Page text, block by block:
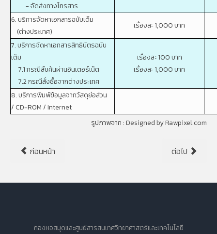
- จัดส่งทางโทรสาร
6. บริการจัดหาเอกสารฉบับเต็ม
(ต่างประเทศ)
เรื่องละ 1,000 บาท
7. บริการจัดหาเอกสารสิทธิบัตรฉบับ
เต็ม
7.1 กรณีสืบค้นผ่านอินเตอร์เน็ต
7.2 กรณีสั่งซื้อจากต่างประเทศ
เรื่องละ 100 บาท
เรื่องละ 1,000 บาท
8. บริการพิมพ์ข้อมูลจากวัสดุย่อส่วน
/CD-ROM / Internet
รูปภาพจาก :Designed by Rawpixel.com
ก่อนหน้า ต่อไป
กองหอสมุดและศูนย์สารสนเทศวิทยาศาสตร์และเทคโนโลยี